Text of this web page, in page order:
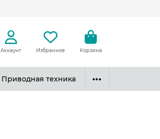
Аккаунт Избранное Корзина
Приводная техника